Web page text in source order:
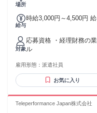
場所
給与
時給3,000円～4,500円 給与
対象
応募資格 ・経理財務の
ル
雇用形態： 派遣社員
お気に入り
Teleperformance Japan株式会社